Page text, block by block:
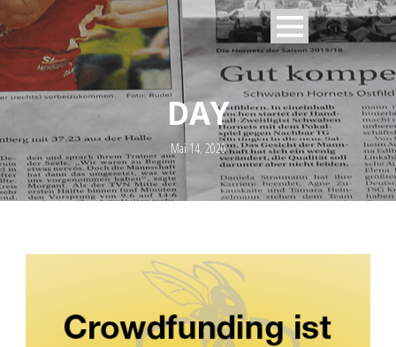
DAY
Mai 14, 2020